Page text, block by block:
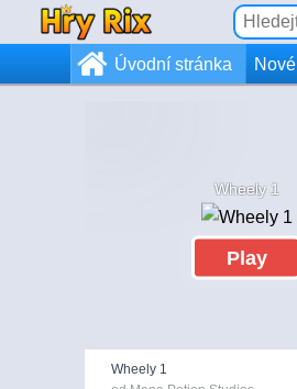
Úvodní stránka Nové
Wheely 1
Play
Wheely 1